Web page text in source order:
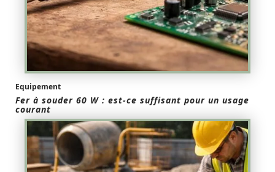
Equipement
Fer à souder 60 W : est-ce suffisant pour un usage
courant